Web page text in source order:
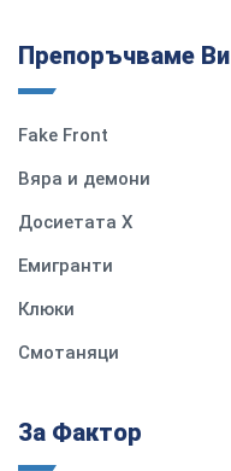
Препоръчваме Ви
Fake Front
Вяра и демони
Досиетата Х
Емигранти
Клюки
Смотаняци
За Фактор